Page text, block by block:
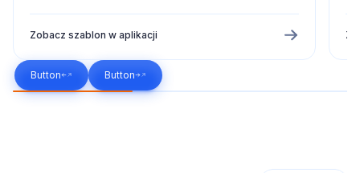
Zobacz szablon w aplikacji
Button Button